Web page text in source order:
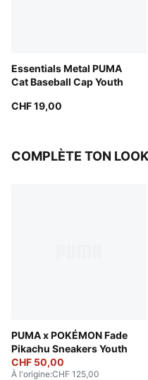
Essentials Metal PUMA
Cat Baseball Cap Youth
CHF 19,00
COMPLÈTE TON LOOK
PUMA x POKÉMON Fade
Pikachu Sneakers Youth
CHF 50,00
À l'origine:CHF 125,00